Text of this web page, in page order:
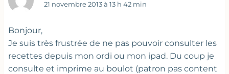
21 novembre 2013 à 13 h 42 min
Bonjour,
Je suis très frustrée de ne pas pouvoir consulter les
recettes depuis mon ordi ou mon ipad. Du coup je
consulte et imprime au boulot (patron pas content